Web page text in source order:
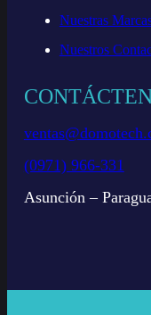
Nuestras
Nuestros
(0971) 966-331
Asunción –